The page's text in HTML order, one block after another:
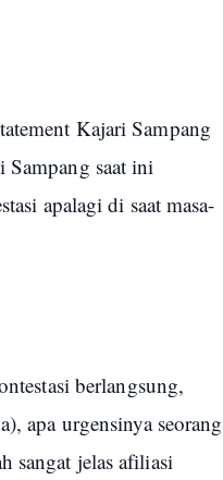
Kajari Sampang
saat ini
apalagi di saat masa-
berlangsung,
apa urgensinya seorang
sangat jelas afiliasi